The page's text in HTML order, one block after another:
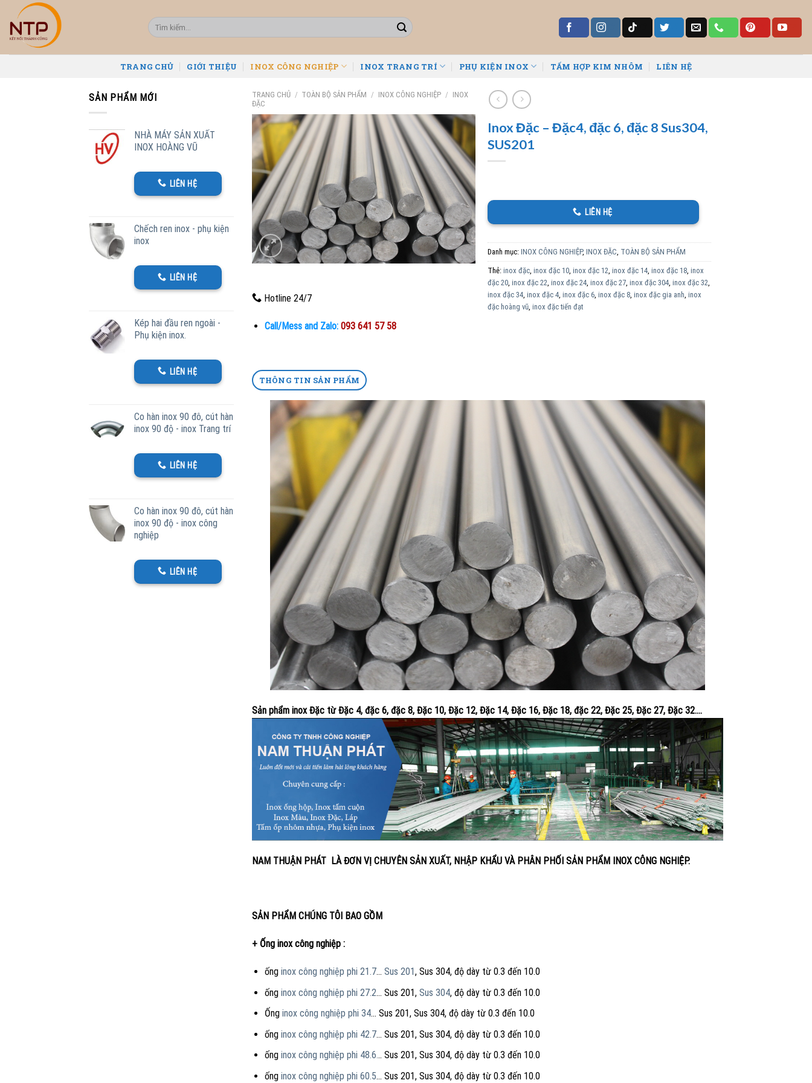
content
Tìm
kiếm:
TRANG CHỦ GIỚI THIỆU INOX CÔNG NGHIỆP INOX TRANG TRÍ PHỤ KIỆN INOX TẤM HỢP KIM NHÔM LIÊN HỆ
SẢN PHẨM MỚI
NHÀ MÁY SẢN XUẤT
INOX HOÀNG VŨ
LIÊN HỆ
Chếch ren inox - phụ kiện
inox
LIÊN HỆ
Kép hai đầu ren ngoài -
Phụ kiện inox.
LIÊN HỆ
Co hàn inox 90 đô, cút hàn
inox 90 độ - inox Trang trí
LIÊN HỆ
Co hàn inox 90 đô, cút hàn
inox 90 độ - inox công
nghiệp
LIÊN HỆ
TRANG CHỦ / TOÀN BỘ SẢN PHẨM / INOX CÔNG NGHIỆP / INOX
ĐẶC
Hotline 24/7
Call/Mess and Zalo: 093 641 57 58
Inox Đặc – Đặc4, đặc 6, đặc 8 Sus304,
SUS201
LIÊN HỆ
Danh mục: INOX CÔNG NGHIỆP, INOX ĐẶC TOÀN BỘ SẢN PHẨM
Thẻ: inox đặc, inox đặc 10, inox đặc 12 inox đặc 14, inox đặc 18, inox
đặc 20, inox đặc 22 inox đặc 24, inox đặc 27, inox đặc 304, inox đặc 32
inox đặc 34, inox đặc 4, inox đặc 6, inox đặc 8, inox đặc gia anh inox
đặc hoàng vũ, inox đặc tiến đạt
THÔNG TIN SẢN PHẨM
Sản phẩm inox Đặc từ Đặc 4, đặc 6, đặc 8, Đặc 10, Đặc 12, Đặc 14, Đặc 16, Đặc 18, đặc 22, Đặc 25, Đặc 27, Đặc 32….
NAM THUẬN PHÁT LÀ ĐƠN VỊ CHUYÊN SẢN XUẤT, NHẬP KHẨU VÀ PHÂN PHỐI SẢN PHẨM INOX CÔNG NGHIỆP.
SẢN PHẨM CHÚNG TÔI BAO GỒM
+ Ống inox công nghiệp :
ống inox công nghiệp phi 21.7… Sus 201, Sus 304, độ dày từ 0.3 đến 10.0
ống inox công nghiệp phi 27.2… Sus 201, Sus 304, độ dày từ 0.3 đến 10.0
Ống inox công nghiệp phi 34… Sus 201, Sus 304, độ dày từ 0.3 đến 10.0
ống inox công nghiệp phi 42.7… Sus 201, Sus 304, độ dày từ 0.3 đến 10.0
ống inox công nghiệp phi 48.6... Sus 201, Sus 304, độ dày từ 0.3 đến 10.0
ống inox công nghiệp phi 60.5… Sus 201, Sus 304, độ dày từ 0.3 đến 10.0